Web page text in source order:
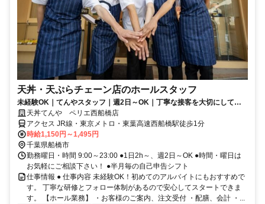
天丼・天ぷらチェーン店のホールスタッフ
未経験OK｜てんやスタッフ｜週2日～OK｜丁寧な接客を大切にしてい
ます天丼てんや ペリエ西船橋店
アクセス JR線・東京メトロ・東葉高速西船橋駅徒歩1分
時給1,150円～1,495円
千葉県船橋市
勤務曜日・時間 9:00～23:00 ●1日2h～、週2日～OK ●時間・曜日は
お気軽にご相談下さい！ ●半月毎の自己申告シフト
仕事情報 ● 仕事内容 未経験OK！初めてのアルバイトにもおすすめで
す。 丁寧な研修とフォロー体制があるので安心してスタートできま
す。 【ホール業務】 ・お客様のご案内、注文受付 ・配膳、会計 ・...